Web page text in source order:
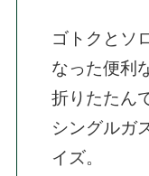
ゴトクとソ
なった便利
折りたたん
シングルガ
イズ。